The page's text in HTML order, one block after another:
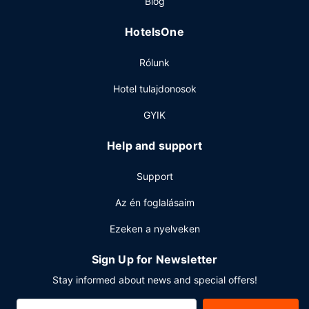
ingyenes elvitelre készült reggeli várja a vendégeket 6:00
A szálláshelyen 24 órában nyitva tartó recepció,
létesítmények is igénybe vehető. Retúr reptéri transzfer
(éjjel-nappal) ingyenesen vehető igénybe.
HotelsOne
Rólunk
Hotel tulajdonosok
GYIK
Help and support
Support
Az én foglalásaim
Ezeken a nyelveken
Sign Up for Newsletter
Stay informed about news and special offers!